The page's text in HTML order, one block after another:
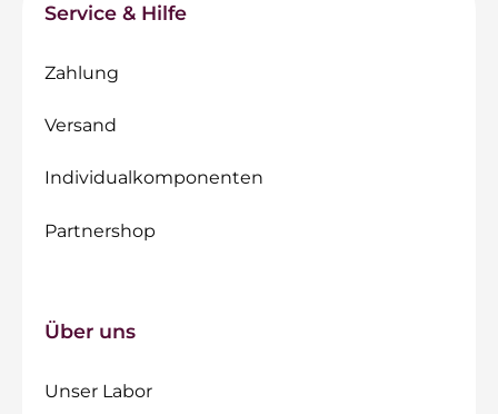
Service & Hilfe
Zahlung
Versand
Individualkomponenten
Partnershop
Über uns
Unser Labor